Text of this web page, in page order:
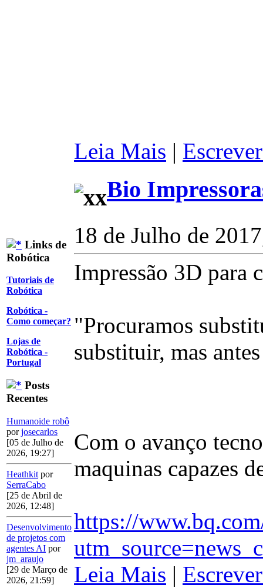
Links de
Robótica
Tutoriais de
Robótica
Robótica -
Como começar?
Lojas de
Robótica -
Portugal
Posts
Recentes
Humanoide robô
porjosecarlos
[05 de Julho de
2026, 19:27]
Heathkit por
SerraCabo
[25 de Abril de
2026, 12:48]
Desenvolvimento
de projetos com
agentes AI por
jm_araujo
[29 de Março de
2026, 21:59]
Leia Mais |
Bio
18 de Julho de
Impressão 3D para
"Procuramos
substituir, mas
Com o avanço
maquinas capazes
https://
Leia Mais |